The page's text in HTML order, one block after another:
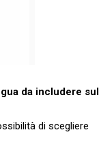
da includere sul
di scegliere